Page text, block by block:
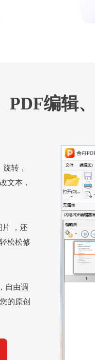
PDF编辑
转，
文本，
片 ，还
松松修
自由调
的原创